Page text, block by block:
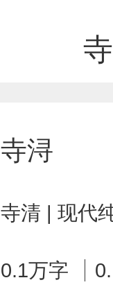
寺浔
寺清 | 现代
0.1万字